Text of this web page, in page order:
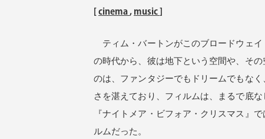
[cinema,music]
ティム・バートンがこのブロードウェイ
の時代から、彼は地下という空間や、そ
のは、ファンタジーでもドリームでもな
さを湛えており、フィルムは、まるで底
『ナイトメア・ビフォア・クリスマス』
ルムだった。